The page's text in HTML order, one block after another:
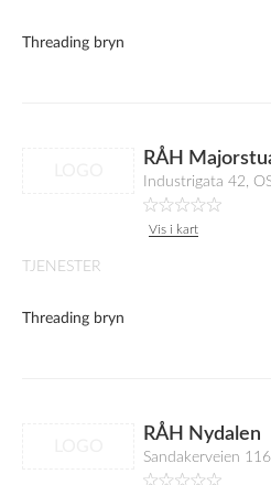
Threading bryn
RÅH
Industrigata 42,
Vis i kart
TJENESTER
Threading bryn
RÅH Nydalen
Sandakerveien